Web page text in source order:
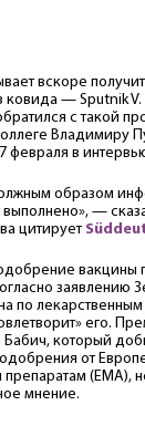
вскоре
ковида — Sputnik
с такой
Владимиру
в
образом
—
цитирует
вакцины
заявлению
по лекарственным
его.
который
от
(EMA),
мнение.